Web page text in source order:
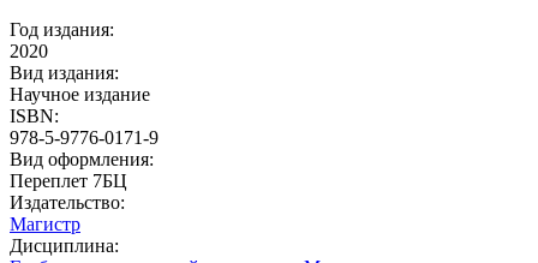
Год издания:
2020
Вид издания:
Научное издание
ISBN:
978-5-9776-0171-9
Вид оформления:
Переплет 7БЦ
Издательство:
Магистр
Дисциплина: